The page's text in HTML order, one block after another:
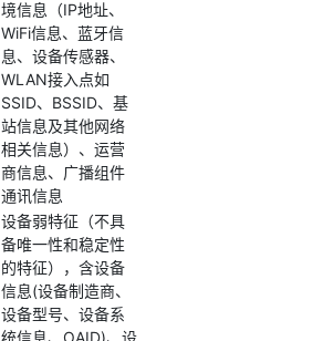
境信息（IP地址、
WiFi信息、蓝牙信
息、设备传感器、
WLAN接入点如
SSID、BSSID、基
站信息及其他网络
相关信息）、运营
商信息、广播组件
通讯信息
设备弱特征（不具
备唯一性和稳定性
的特征），含设备
信息(设备制造商、
设备型号、设备系
统信息、OAID)、设